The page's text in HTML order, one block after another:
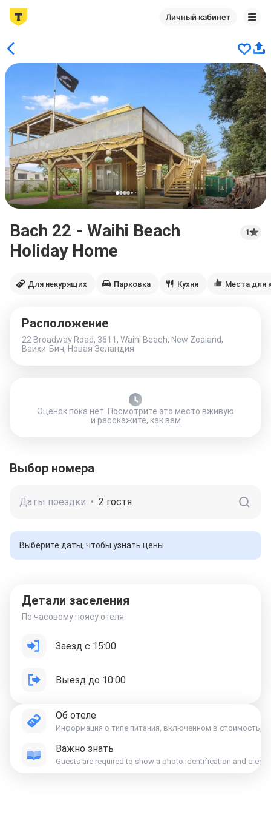
Личный кабинет
Bach 22 - Waihi Beach
Holiday Home
1
Для некурящих Парковка Кухня Места для
Расположение
22 Broadway Road, 3611, Waihi Beach, New Zealand,
Ваихи-Бич, Новая Зеландия
Оценок пока нет. Посмотрите это место вживую
и расскажите, как вам
Выбор номера
Даты поездки • 2 гостя
Выберите даты, чтобы узнать цены
Детали заселения
По часовому поясу отеля
Заезд с 15:00
Выезд до 10:00
Об отеле
Информация о типе питания, включенном в стоимость,
Важно знать
Guests are required to show a photo identification and